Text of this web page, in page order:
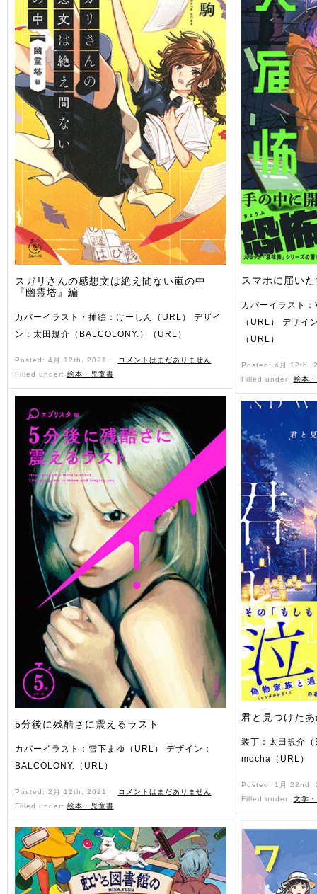
スガリさんの感想文は絶え間ない嵐の中
『幽霊塔』編
カバーイラスト・挿絵：けーしん（URL） デザイ
ン：太田規介（BALCOLONY.）（URL）
Posted: 4月 12th, 2021 ˑ
コメントはまだありません
Filled under: 絵本・児童書
5分後に残酷さに震えるラスト
カバーイラスト：雪下まゆ（URL） デザイン：
BALCOLONY.（URL）
Posted: 2月 12th, 2021 ˑ
コメントはまだありません
Filled under: 絵本・児童書
スマホに届い
カバーイラスト
（URL） デザイ
（URL）
Posted: 4月 12th,
Filled under: 絵本
君と見つけた
装丁：太田規介
mocha（URL）
Posted: 1月
Filled under: 文学